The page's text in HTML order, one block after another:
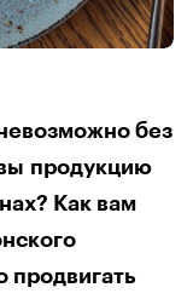
без
продукцию
Как вам
продвигать